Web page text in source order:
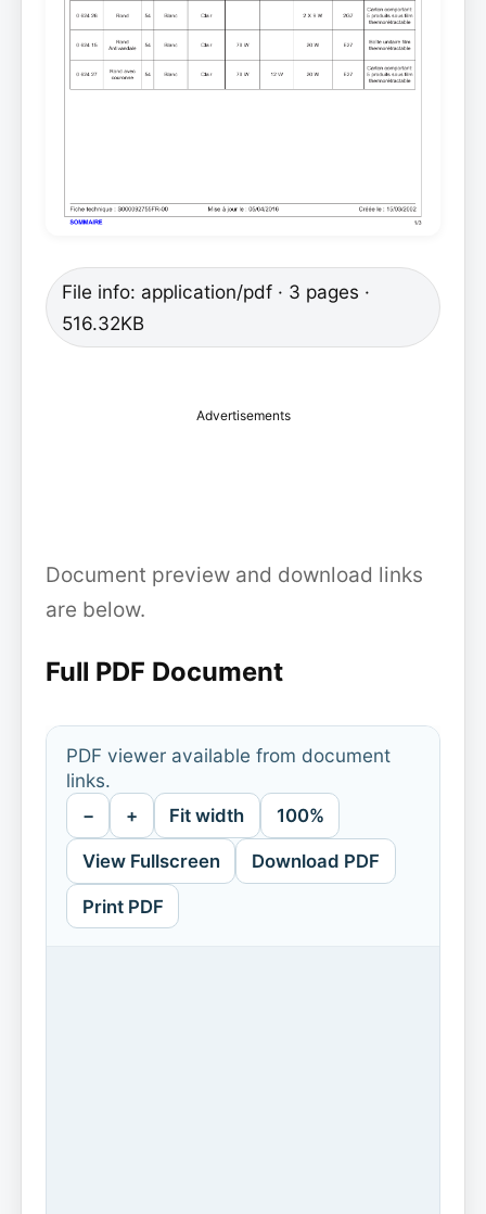
File info: application/pdf · 3 pages ·
516.32KB
Advertisements
Document preview and download links
are below.
Full PDF Document
PDF viewer available from document
links.
− + Fit width 100%
View Fullscreen Download PDF
Print PDF